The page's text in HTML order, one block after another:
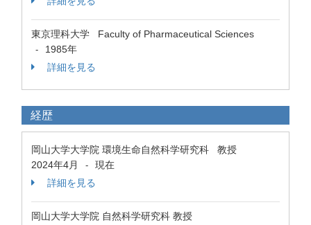
東京理科大学 Faculty of Pharmaceutical Sciences
-
1985年
詳細を見る
経歴
岡山大学大学院 環境生命自然科学研究科 教授
2024年4月
-
現在
詳細を見る
岡山大学大学院 自然科学研究科 教授